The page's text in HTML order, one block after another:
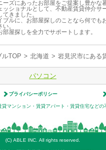
ーズにあったお部屋をご提案し豊かな
ッショナルとして、不動産賃貸仲介サ
きました。
ブルに、お部屋探しのことなら何でも
。
屋探しを全力でサポートします。
ルTOP > 北海道 > 岩見沢市にある
パソコン
プライバシーポリシー
マンション・賃貸アパート・賃貸住宅などの
(C) ABLE INC. All rights reserved.